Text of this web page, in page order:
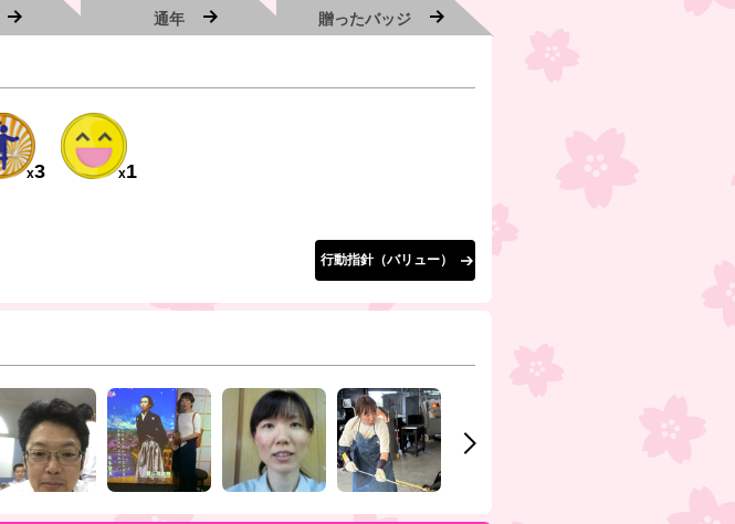
通年 贈ったバッジ
x3 x1
行動指針（バリュー）